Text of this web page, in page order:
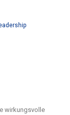
wirkungsvolle